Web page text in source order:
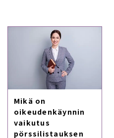
Mikä on
oikeudenkäynnin
vaikutus
pörssilistauksen